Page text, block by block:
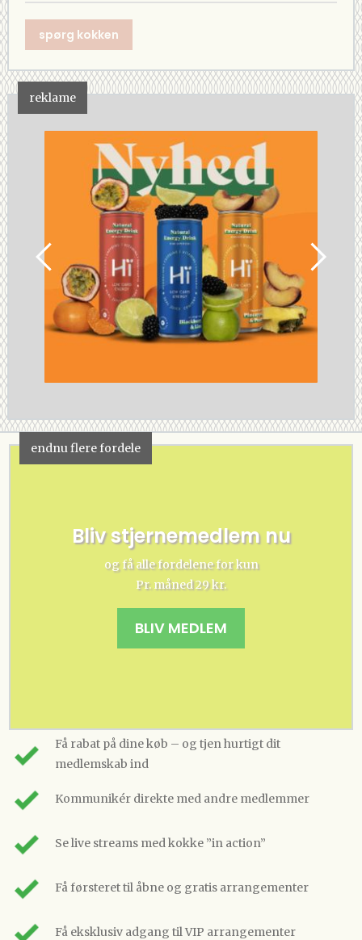
spørg kokken
reklame
endnu flere fordele
Bliv stjernemedlem nu
og få alle fordelene for kun
Pr. måned 29 kr.
BLIV MEDLEM
Få rabat på dine køb – og tjen hurtigt dit
medlemskab ind
Kommunikér direkte med andre medlemmer
Se live streams med kokke ”in action”
Få førsteret til åbne og gratis arrangementer
Få eksklusiv adgang til VIP arrangementer